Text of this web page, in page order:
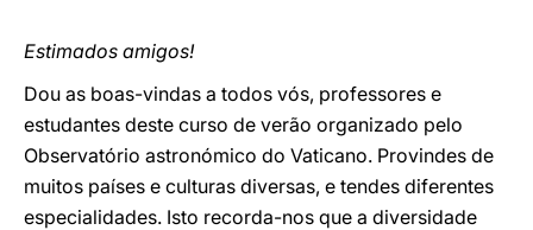
Estimados amigos!
Dou as boas-vindas a todos vós, professores e
estudantes deste curso de verão organizado pelo
Observatório astronómico do Vaticano. Provindes de
muitos países e culturas diversas, e tendes diferentes
especialidades. Isto recorda-nos que a diversidade